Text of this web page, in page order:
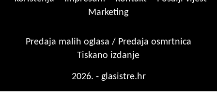
Marketing
Predaja malih oglasa / Predaja osmrtnica
Tiskano izdanje
2026. - glasistre.hr